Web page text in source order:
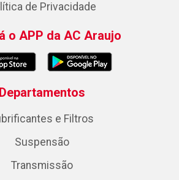
de Privacidade
o APP da AC Araujo
Departamentos
e Filtros
Suspensão
Transmissão